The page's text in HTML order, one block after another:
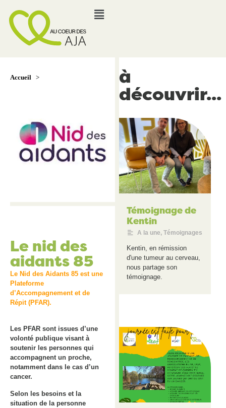
Accueil >
Le nid des
aidants 85
Le Nid des Aidants 85 est une
Plateforme
d’Accompagnement et de
Répit (PFAR).
Les PFAR sont issues d’une
volonté publique visant à
soutenir les personnes qui
accompagnent un proche,
notamment dans le cas d’un
cancer.
Selon les besoins et la
situation de la personne
à
découvrir...
Témoignage de
Kentin
A la une,Témoignages
Kentin, en rémission
d'une tumeur au cerveau,
nous partage son
témoignage.